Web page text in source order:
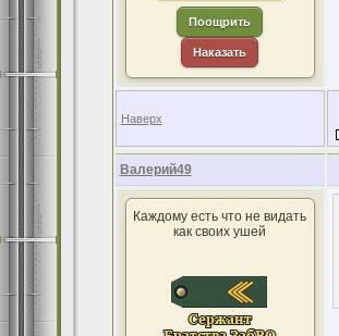
Поощрить
Наказать
Наверх
Валерий49
Каждому есть что не видать
как своих ушей